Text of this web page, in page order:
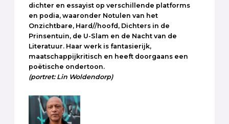
dichter en essayist op verschillende platforms
en podia, waaronder Notulen van het
Onzichtbare, Hard//hoofd, Dichters in de
Prinsentuin, de U-Slam en de Nacht van de
Literatuur. Haar werk is fantasierijk,
maatschappijkritisch en heeft doorgaans een
poëtische ondertoon.
(portret: Lin Woldendorp)